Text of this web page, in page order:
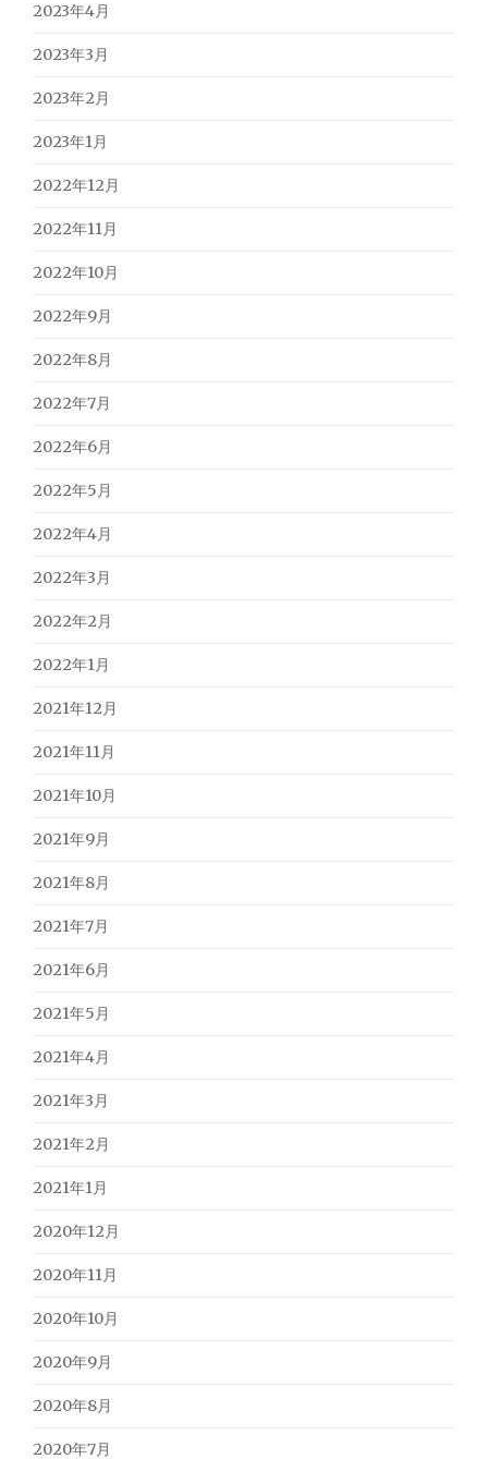
2023年4月
2023年3月
2023年2月
2023年1月
2022年12月
2022年11月
2022年10月
2022年9月
2022年8月
2022年7月
2022年6月
2022年5月
2022年4月
2022年3月
2022年2月
2022年1月
2021年12月
2021年11月
2021年10月
2021年9月
2021年8月
2021年7月
2021年6月
2021年5月
2021年4月
2021年3月
2021年2月
2021年1月
2020年12月
2020年11月
2020年10月
2020年9月
2020年8月
2020年7月